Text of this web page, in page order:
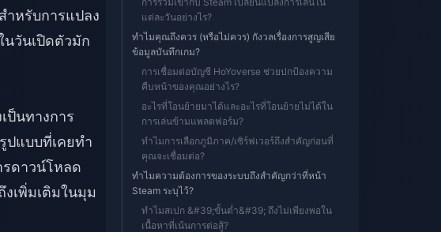
ำหรับการแปลง
วันเปิดตัวมัก
ป็นทางการ
ปแบบที่เคยทำ
รดาวน์โหลด
เพิ่มเติมในมุม
แต่ละวันอย่างไร?
ทำไมคุณถึงควร (หรือไม่ควร) กังวลเรื่องการสูญเสีย
ข้อมูลบันทึกเกม?
การเชื่อมต่อบัญชี HoYoverse ช่วยปกป้องความ
คืบหน้าของคุณอย่างไร?
อะไรที่โอนย้ายมาได้และอะไรที่โอนย้ายไม่ได้ใน
การเล่นข้ามแพลตฟอร์ม?
ทำไมการเลือกภูมิภาค/เซิร์ฟเวอร์ถึงสำคัญก่อนที่
คุณจะเชื่อมต่อ?
ทำไมความต้องการของระบบถึงสำคัญกว่าที่หน้า
Steam ระบุไว้?
ทำไมสเปก &#39;ขั้นต่ำ&#39; ถึงไม่เพียงพอใน
เนื้อหาที่เน้นการต่อสู้?